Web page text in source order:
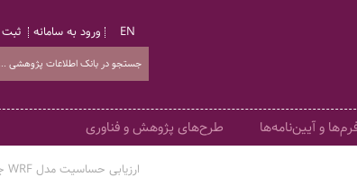
ثبت ورود به سامانه EN
و آیین‌نامه‌ها طرح‌های پژوهش و فناوری
ارزیابی حساسیت مدل WRF جهت ...